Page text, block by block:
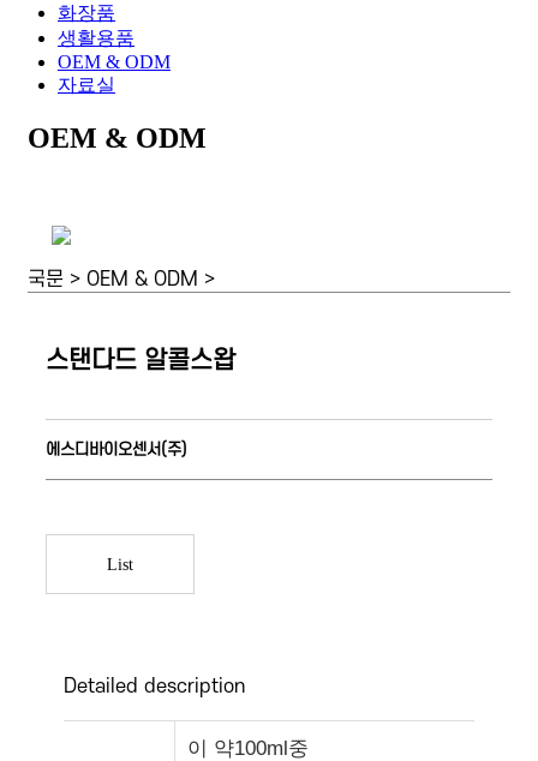
화장품
생활용품
OEM & ODM
자료실
OEM & ODM
국문 > OEM & ODM >
스탠다드 알콜스왑
에스디바이오센서(주)
List
Detailed description
이 약100ml중